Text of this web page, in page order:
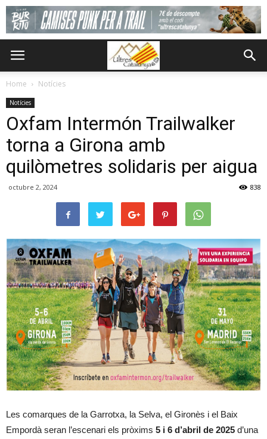
Home Notícies
Notícies
Oxfam Intermón Trailwalker
torna a Girona amb
quilòmetres solidaris per aigua
octubre 2, 2024 838
Les comarques de la Garrotxa, la Selva, el Gironès i el Baix
Empordà seran l’escenari els pròxims 5 i 6 d’abril de 2025 d’una